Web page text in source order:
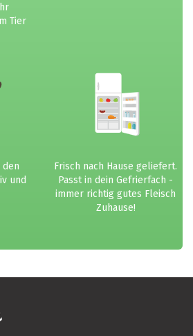
Tier
den
und
Frisch nach Hause geliefert.
Passt in dein Gefrierfach -
immer richtig gutes Fleisch
Zuhause!